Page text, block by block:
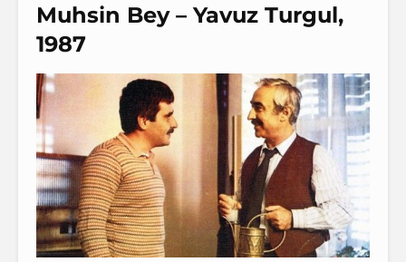
Muhsin Bey – Yavuz Turgul,
1987